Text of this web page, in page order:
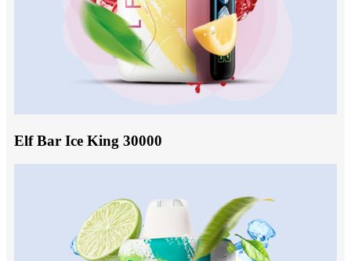
Elf Bar Ice King 30000